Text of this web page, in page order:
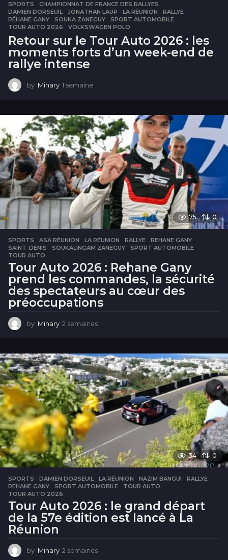
SPORTS CHAMPIONNAT DE FRANCE DES RALLYES
DAMIEN DORSEUIL
,JONATHAN LAUP ,LA RÉUNION ,RALLYE
RÉHANE GANY
,SOUKA ZANEGUY ,SPORT AUTOMOBILE
TOUR AUTO 2026
,VOLKSWAGEN POLO
Retour sur le Tour Auto 2026 : les
moments forts d’un week-end de
rallye intense
by Mihary 1 semaine
m
a
i
n
e
75 0
SPORTS ASA RÉUNION ,LA RÉUNION ,RALLYE ,REHANE GANY
SAINT-DENIS
,SOUKALINGAM ZANEGUY ,SPORT AUTOMOBILE
TOUR AUTO
Tour Auto 2026 : Rehane Gany
prend les commandes, la sécurité
des spectateurs au cœur des
préoccupations
by Mihary 2 semaines
m
a
i
n
e
s
34 0
SPORTS DAMIEN DORSEUIL ,LA RÉUNION ,NAZIM BANGUI ,RALLYE
REHANE GANY
,SPORT AUTOMOBILE ,TOUR AUTO
TOUR AUTO 2026
Tour Auto 2026 : le grand départ
de la 57e édition est lancé à La
Réunion
by Mihary 2 semaines